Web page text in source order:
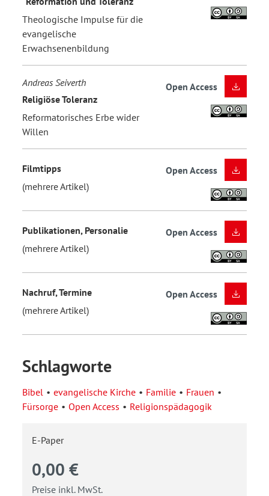
Theologische Impulse für die
evangelische
Erwachsenenbildung
Andreas Seiverth
Religiöse Toleranz
Reformatorisches Erbe wider
Willen
Open Access
Filmtipps
(mehrere Artikel)
Open Access
Publikationen, Personalie
(mehrere Artikel)
Open Access
Nachruf, Termine
(mehrere Artikel)
Open Access
Schlagworte
Bibel evangelische Kirche Familie
Frauen
Fürsorge
Open Access Religionspädagogik
E-Paper
0,00 €
Preise inkl. MwSt.